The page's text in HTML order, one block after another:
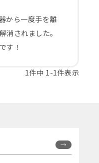
から一度手を離
消されました。
す！
1件中 1 -1件表示